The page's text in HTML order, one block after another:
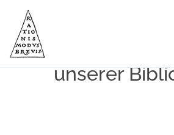
Einfache Suche
unserer